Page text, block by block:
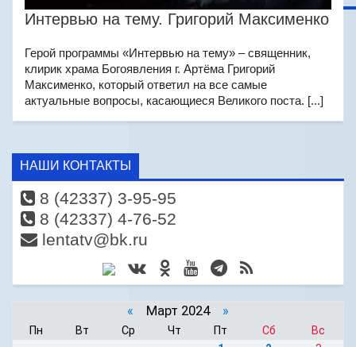
Интервью на тему. Григорий Максименко
Герой программы «Интервью на тему» – священник,
клирик храма Богоявления г. Артёма Григорий
Максименко, который ответил на все самые
актуальные вопросы, касающиеся Великого поста. [...]
НАШИ КОНТАКТЫ
8 (42337) 3-95-95
8 (42337) 4-76-52
lentatv@bk.ru
« Март 2024 »
Пн Вт Ср Чт Пт Сб
Вс